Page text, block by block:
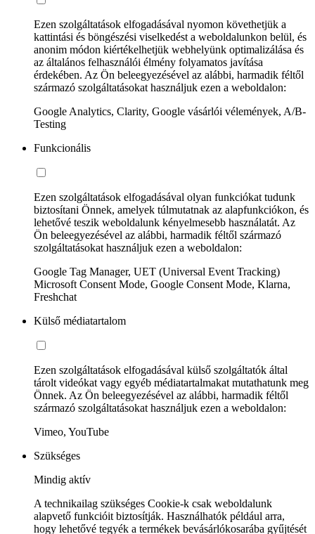
Ezen szolgáltatások elfogadásával nyomon követhetjük a
kattintási és böngészési viselkedést a weboldalunkon belül, és
anonim módon kiértékelhetjük webhelyünk optimalizálása és
az általános felhasználói élmény folyamatos javítása
érdekében. Az Ön beleegyezésével az alábbi, harmadik féltől
származó szolgáltatásokat használjuk ezen a weboldalon:
Google Analytics, Clarity, Google vásárlói vélemények, A/B-
Testing
Funkcionális
Ezen szolgáltatások elfogadásával olyan funkciókat tudunk
biztosítani Önnek, amelyek túlmutatnak az alapfunkciókon, és
lehetővé teszik weboldalunk kényelmesebb használatát. Az
Ön beleegyezésével az alábbi, harmadik féltől származó
szolgáltatásokat használjuk ezen a weboldalon:
Google Tag Manager, UET (Universal Event Tracking)
Microsoft Consent Mode, Google Consent Mode, Klarna,
Freshchat
Külső médiatartalom
Ezen szolgáltatások elfogadásával külső szolgáltatók által
tárolt videókat vagy egyéb médiatartalmakat mutathatunk meg
Önnek. Az Ön beleegyezésével az alábbi, harmadik féltől
származó szolgáltatásokat használjuk ezen a weboldalon:
Vimeo, YouTube
Szükséges
Mindig aktív
A technikailag szükséges Cookie-k csak weboldalunk
alapvető funkcióit biztosítják. Használhatók például arra,
hogy lehetővé tegyék a termékek bevásárlókosarába gyűjtését